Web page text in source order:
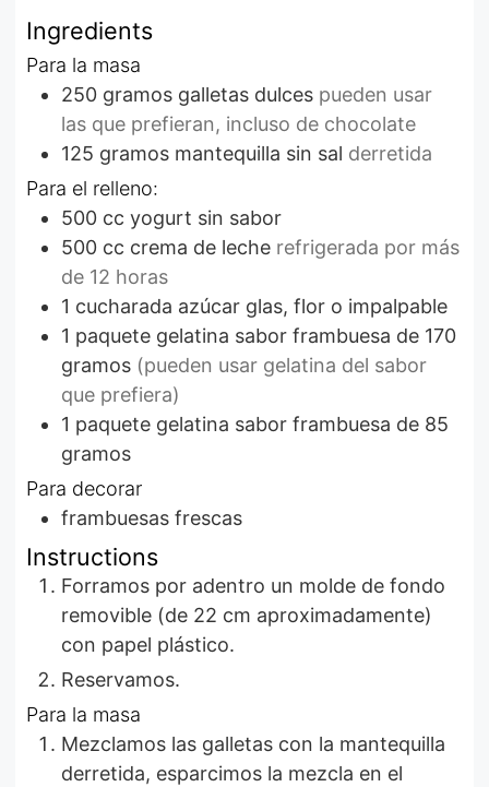
Ingredients
Para la masa
250 gramos galletas dulces pueden usar
las que prefieran, incluso de chocolate
125 gramos mantequilla sin sal derretida
Para el relleno:
500 cc yogurt sin sabor
500 cc crema de leche refrigerada por más
de 12 horas
1 cucharada azúcar glas, flor o impalpable
1 paquete gelatina sabor frambuesa de 170
gramos (pueden usar gelatina del sabor
que prefiera)
1 paquete gelatina sabor frambuesa de 85
gramos
Para decorar
frambuesas frescas
Instructions
Forramos por adentro un molde de fondo
removible (de 22 cm aproximadamente)
con papel plástico.
Reservamos.
Para la masa
Mezclamos las galletas con la mantequilla
derretida, esparcimos la mezcla en el